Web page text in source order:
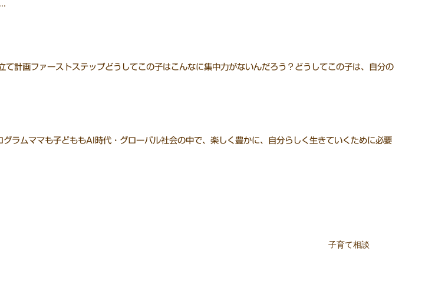
計画ファーストステップどうしてこの子はこんなに集中力がないんだろう？どうしてこの子は、自分の
ムママも子どももAI時代・グローバル社会の中で、楽しく豊かに、自分らしく生きていくために必要
子育て相談